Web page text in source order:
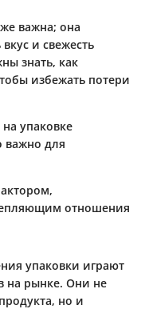
важна; она
и свежесть
знать, как
избежать потери
упаковке
важно для
отношения
упаковки играют
на рынке. Они не
но и